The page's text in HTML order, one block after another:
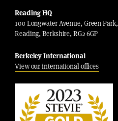
Reading HQ
100 Longwater Avenue, Green Park,
Reading, Berkshire, RG2 6GP
Berkeley International
View our international offices